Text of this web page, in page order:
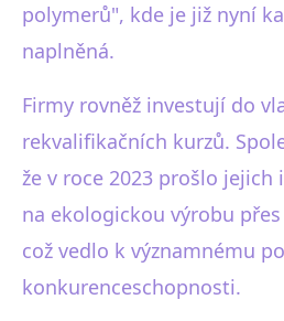
polymerů", kde je již nyní
naplněná.
Firmy rovněž investují do
rekvalifikačních kurzů.
že v roce 2023 prošlo
na ekologickou výrobu
což vedlo k významnému
konkurenceschopnosti.